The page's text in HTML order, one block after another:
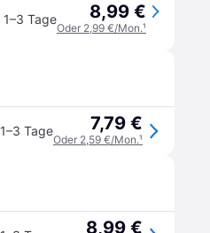
1–3 Tage 8,99 €
Oder 2,99 €/Mon.¹
1–3 Tage 7,79 €
Oder 2,59 €/Mon.¹
8,99 €